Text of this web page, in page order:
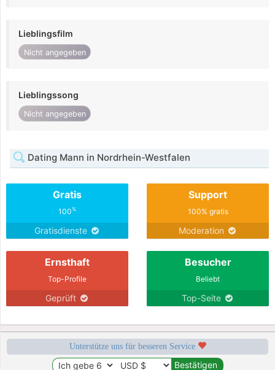
Lieblingsfilm
Nicht angegeben
Lieblingssong
Nicht angegeben
Dating Mann in Nordrhein-Westfalen
Gratis
100%
Gratisdienste
Support
100% gratis
Moderation
Ernsthaft
Top-Profile
Geprüft
Besucher
Beliebt
Top-Seite
Unterstütze uns für besseren Service